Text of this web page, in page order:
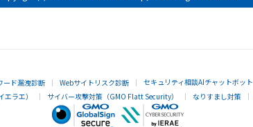
ード漏洩診断 Webサイトリスク診断
セキュリティ相談AIチャットボット
ラエ） サイバー攻撃対策（GMO Flatt Security） なりすまし対策